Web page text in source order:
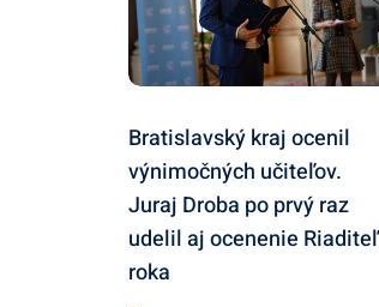
Bratislavský kraj ocenil
výnimočných učiteľov.
Juraj Droba po prvý raz
udelil aj ocenenie Riaditeľ
roka